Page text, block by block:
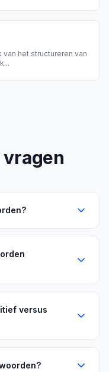
het structureren van
...
versus